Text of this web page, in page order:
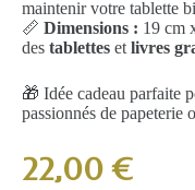
maintenir votre tablette
📏 Dimensions : 19 cm
des tablettes et livres
🎁 Idée cadeau parfaite
passionnés de papeterie
22,00€